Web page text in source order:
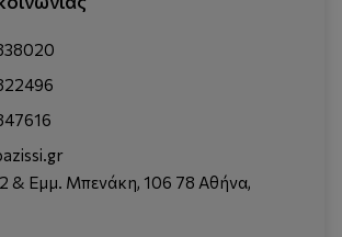
& Εμμ. Μπενάκη, 106 78 Αθήνα,